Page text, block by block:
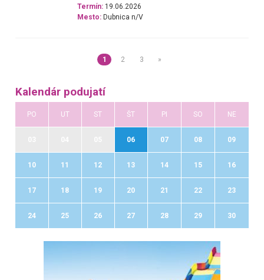
Termín: 19.06.2026
Mesto: Dubnica n/V
1 2 3 »
Kalendár podujatí
PO UT ST ŠT PI SO NE
06 07 08 09
10 11 12 13 14 15 16
17 18 19 20 21 22 23
24 25 26 27 28 29 30